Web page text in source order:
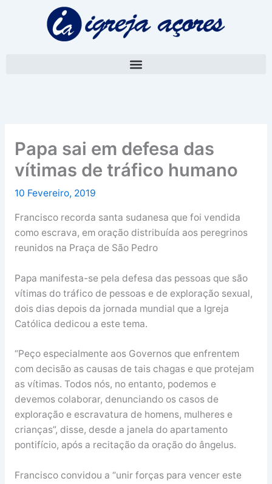
Papa sai em defesa das
vítimas de tráfico humano
10 Fevereiro, 2019
Francisco recorda santa sudanesa que foi vendida
como escrava, em oração distribuída aos peregrinos
reunidos na Praça de São Pedro
Papa manifesta-se pela defesa das pessoas que são
vítimas do tráfico de pessoas e de exploração sexual,
dois dias depois da jornada mundial que a Igreja
Católica dedicou a este tema.
“Peço especialmente aos Governos que enfrentem
com decisão as causas de tais chagas e que protejam
as vítimas. Todos nós, no entanto, podemos e
devemos colaborar, denunciando os casos de
exploração e escravatura de homens, mulheres e
crianças”, disse, desde a janela do apartamento
pontifício, após a recitação da oração do ângelus.
Francisco convidou a “unir forças para vencer este